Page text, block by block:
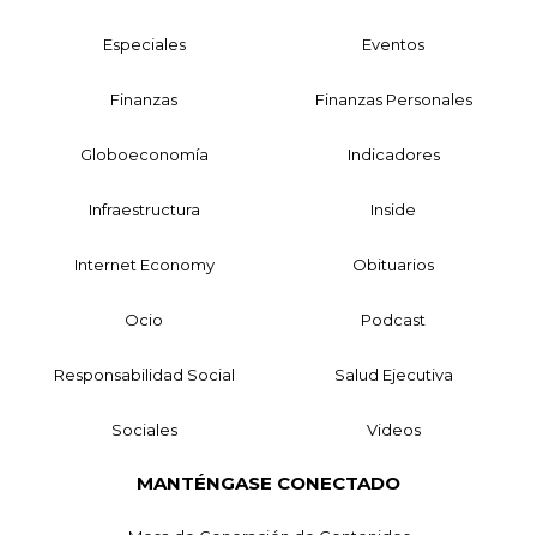
Especiales Eventos
Finanzas Finanzas Personales
Globoeconomía Indicadores
Infraestructura Inside
Internet Economy Obituarios
Ocio Podcast
Responsabilidad Social Salud Ejecutiva
Sociales Videos
MANTÉNGASE CONECTADO